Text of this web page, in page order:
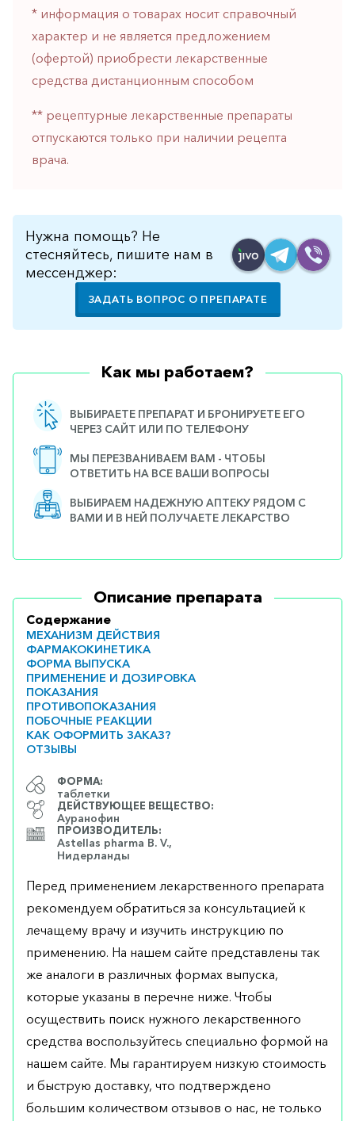
Урология
Ухо-
горло-
нос
Хирургия
Щитовидная
железа
* информация о товарах носит справочный
характер и не является предложением
(офертой) приобрести лекарственные
средства дистанционным способом
** рецептурные лекарственные препараты
отпускаются только при наличии рецепта
врача.
Нужна помощь? Не
стесняйтесь, пишите нам в
мессенджер:
ЗАДАТЬ ВОПРОС О ПРЕПАРАТЕ
Как мы работаем?
ВЫБИРАЕТЕ ПРЕПАРАТ И БРОНИРУЕТЕ ЕГО
ЧЕРЕЗ САЙТ ИЛИ ПО ТЕЛЕФОНУ
МЫ ПЕРЕЗВАНИВАЕМ ВАМ - ЧТОБЫ
ОТВЕТИТЬ НА ВСЕ ВАШИ ВОПРОСЫ
ВЫБИРАЕМ НАДЕЖНУЮ АПТЕКУ РЯДОМ С
ВАМИ И В НЕЙ ПОЛУЧАЕТЕ ЛЕКАРСТВО
Описание препарата
Содержание
МЕХАНИЗМ ДЕЙСТВИЯ
ФАРМАКОКИНЕТИКА
ФОРМА ВЫПУСКА
ПРИМЕНЕНИЕ И ДОЗИРОВКА
ПОКАЗАНИЯ
ПРОТИВОПОКАЗАНИЯ
ПОБОЧНЫЕ РЕАКЦИИ
КАК ОФОРМИТЬ ЗАКАЗ?
ОТЗЫВЫ
ФОРМА:
таблетки
ДЕЙСТВУЮЩЕЕ ВЕЩЕСТВО:
Ауранофин
ПРОИЗВОДИТЕЛЬ:
Astellas pharma B. V.,
Нидерланды
Перед применением лекарственного препарата
рекомендуем обратиться за консультацией к
лечащему врачу и изучить инструкцию по
применению. На нашем сайте представлены так
же аналоги в различных формах выпуска,
которые указаны в перечне ниже. Чтобы
осуществить поиск нужного лекарственного
средства воспользуйтесь специально формой на
нашем сайте. Мы гарантируем низкую стоимость
и быструю доставку, что подтверждено
большим количеством отзывов о нас, не только